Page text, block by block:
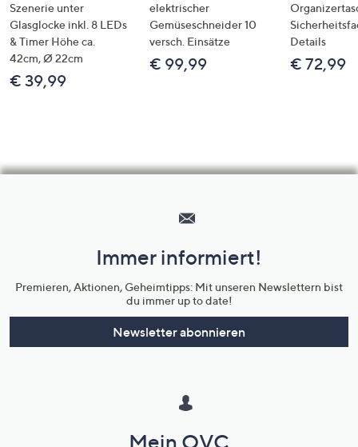
Szenerie unter
Glasglocke inkl. 8 LEDs
& Timer Höhe ca.
42cm, Ø 22cm
€ 39,99
elektrischer
Gemüseschneider 10
versch. Einsätze
€ 99,99
Details
€ 72,99
Unternehmensinformationen
Immer informiert!
Premieren, Aktionen, Geheimtipps: Mit unseren Newslettern bist
du immer up to date!
Newsletter abonnieren
Mein QVC